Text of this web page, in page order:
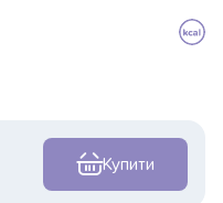
Купити